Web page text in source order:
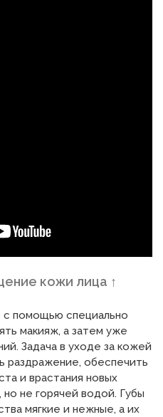
кожи лица ↑
помощью специально
макияж, а затем уже
Задача в уходе за кожей
раздражение, обеспечить
и врастания новых
не горячей водой. Губы
мягкие и нежные, а их